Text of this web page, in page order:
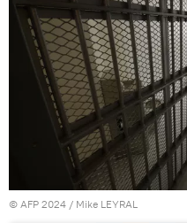
© AFP 2024 / Mike LEYRAL